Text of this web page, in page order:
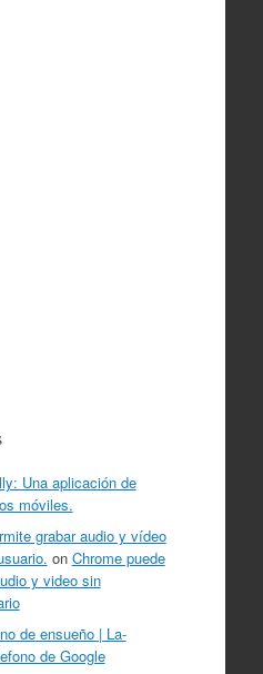
Una aplicación de
móviles.
grabar audio y vídeo
on Chrome puede
y video sin
de ensueño | La-
de Google